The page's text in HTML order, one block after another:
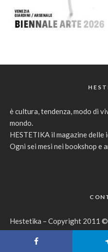
è cultura, tendenza, modo di
mondo.
HESTETIKA il magazine delle
Ogni sei mesi nei bookshop e
Hestetika – Copyright 2011 ©
edito da Habitare di Boga
Via Fiume, 63 – 21049 Tradate